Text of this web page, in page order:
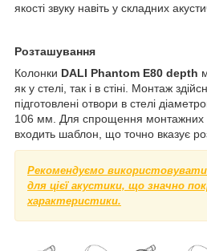
якості звуку навіть у складних
Розташування
Колонки DALI Phantom E80 depth
як у стелі, так і в стіні. Монтаж
підготовлені отвори в стелі
106 мм. Для спрощення монтажних
входить шаблон, що точно вказує
Рекомендуємо використовувати
для цієї акустики, що значно
характеристики.